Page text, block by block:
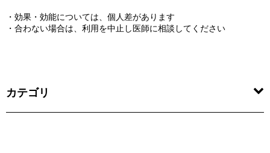
・効果・効能については、個人差があります
・合わない場合は、利用を中止し医師に相談してください
カテゴリ